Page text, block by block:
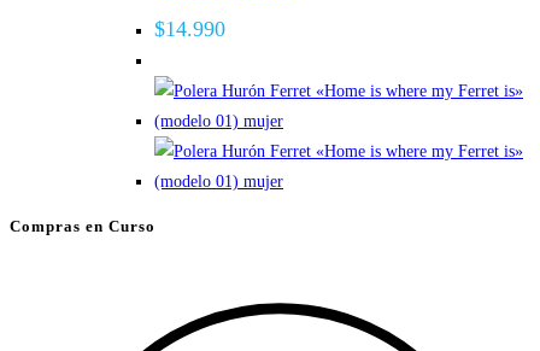
$14.990
Compras en Curso